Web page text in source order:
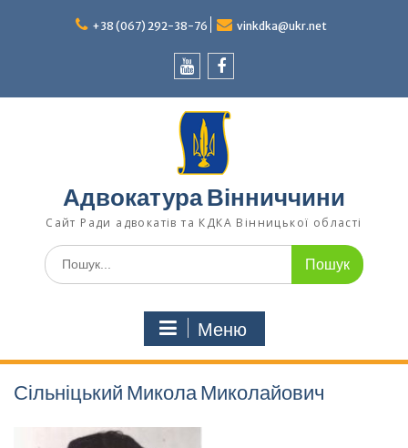
+38 (067) 292-38-76 vinkdka@ukr.net
Адвокатура Вінниччини
Сайт Ради адвокатів та КДКА Вінницької області
Шукати:
Меню
Сільніцький Микола Миколайович